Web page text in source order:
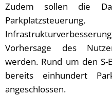
Zudem sollen die
Vorhersage des
werden. Rund um den S-
bereits einhundert
angeschlossen.